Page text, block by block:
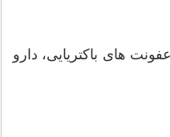
های باکتریایی، دارو